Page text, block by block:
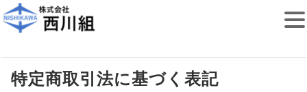
コ
特定商取引法に基づく表記